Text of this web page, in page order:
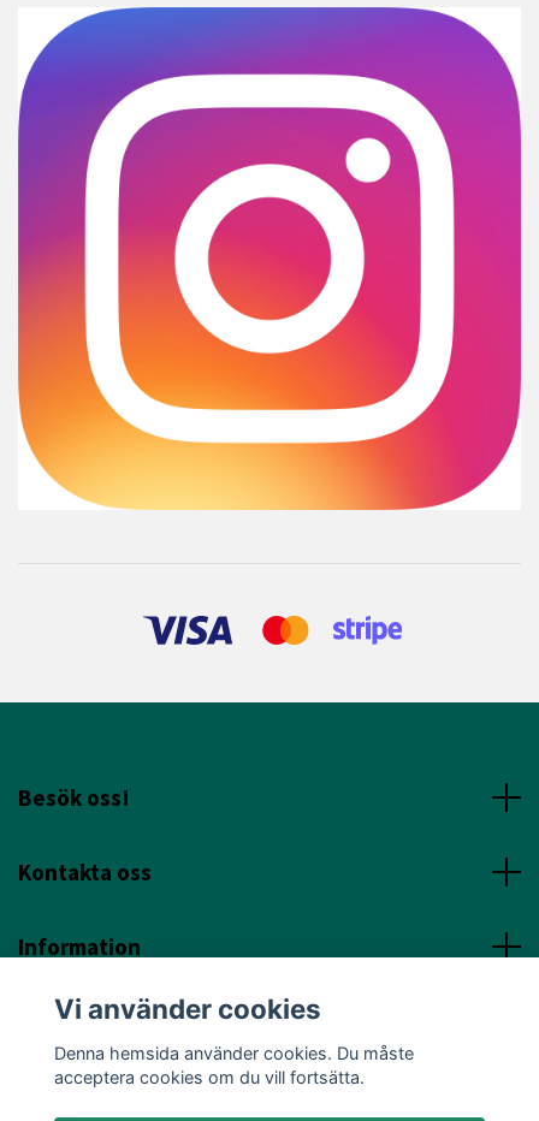
Besök oss!
Kontakta oss
Information
Sociala Media
Vi använder cookies
Denna hemsida använder cookies. Du måste
acceptera cookies om du vill fortsätta.